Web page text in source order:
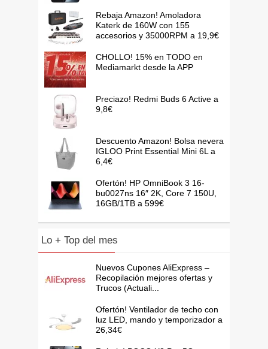
Rebaja Amazon! Amoladora
Katerk de 160W con 155
accesorios y 35000RPM a 19,9€
CHOLLO! 15% en TODO en
Mediamarkt desde la APP
Preciazo! Redmi Buds 6 Active a
9,8€
Descuento Amazon! Bolsa nevera
IGLOO Print Essential Mini 6L a
6,4€
Ofertón! HP OmniBook 3 16-
bu0027ns 16″ 2K, Core 7 150U,
16GB/1TB a 599€
Lo + Top del mes
Nuevos Cupones AliExpress –
Recopilación mejores ofertas y
Trucos (Actuali...
Ofertón! Ventilador de techo con
luz LED, mando y temporizador a
26,34€